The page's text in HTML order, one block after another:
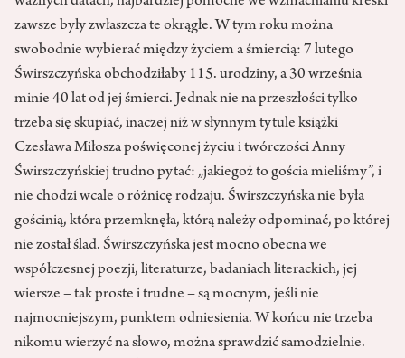
zawsze były zwłaszcza te okrągłe. W tym roku można
swobodnie wybierać między życiem a śmiercią: 7 lutego
Świrszczyńska obchodziłaby 115. urodziny, a 30 września
minie 40 lat od jej śmierci. Jednak nie na przeszłości tylko
trzeba się skupiać, inaczej niż w słynnym tytule książki
Czesława Miłosza poświęconej życiu i twórczości Anny
Świrszczyńskiej trudno pytać: „jakiegoż to gościa mieliśmy”, i
nie chodzi wcale o różnicę rodzaju. Świrszczyńska nie była
gościnią, która przemknęła, którą należy odpominać, po której
nie został ślad. Świrszczyńska jest mocno obecna we
współczesnej poezji, literaturze, badaniach literackich, jej
wiersze – tak proste i trudne – są mocnym, jeśli nie
najmocniejszym, punktem odniesienia. W końcu nie trzeba
nikomu wierzyć na słowo, można sprawdzić samodzielnie.